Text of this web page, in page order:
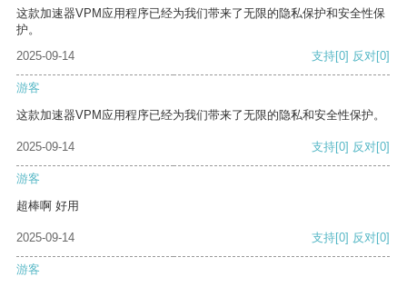
这款加速器VPM应用程序已经为我们带来了无限的隐私保护和安全性保
护。
2025-09-14
支持[0] 反对[0]
游客
这款加速器VPM应用程序已经为我们带来了无限的隐私和安全性保护。
2025-09-14 支持[0] 反对[0]
游客
超棒啊 好用
2025-09-14 支持[0] 反对[0]
游客